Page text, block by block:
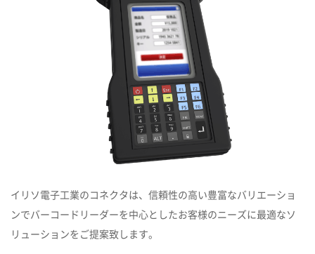
イリソ電子工業のコネクタは、信頼性の高い豊富なバリエーショ
ンでバーコードリーダーを中心としたお客様のニーズに最適なソ
リューションをご提案致します。